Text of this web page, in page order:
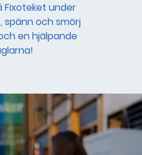
Fixoteket under
spänn och smörj
en hjälpande